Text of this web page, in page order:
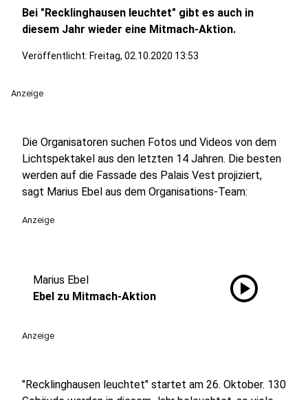
Bei "Recklinghausen leuchtet" gibt es auch in
diesem Jahr wieder eine Mitmach-Aktion.
Veröffentlicht: Freitag, 02.10.2020 13:53
Anzeige
Die Organisatoren suchen Fotos und Videos von dem
Lichtspektakel aus den letzten 14 Jahren. Die besten
werden auf die Fassade des Palais Vest projiziert,
sagt Marius Ebel aus dem Organisations-Team:
Anzeige
Marius Ebel
Ebel zu Mitmach-Aktion
play_circle
Anzeige
"Recklinghausen leuchtet" startet am 26. Oktober. 130